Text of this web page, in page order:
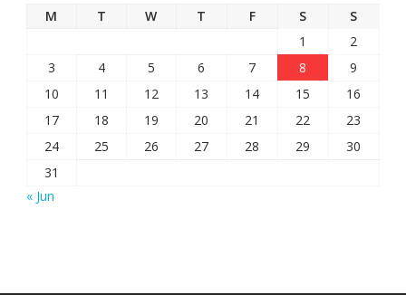
M T W T F S
S
1
2
3
4 5 6 7 8
9
10
11 12 13 14 15
16
17
18 19 20 21 22
23
24
25 26 27 28 29
30
31
« Jun